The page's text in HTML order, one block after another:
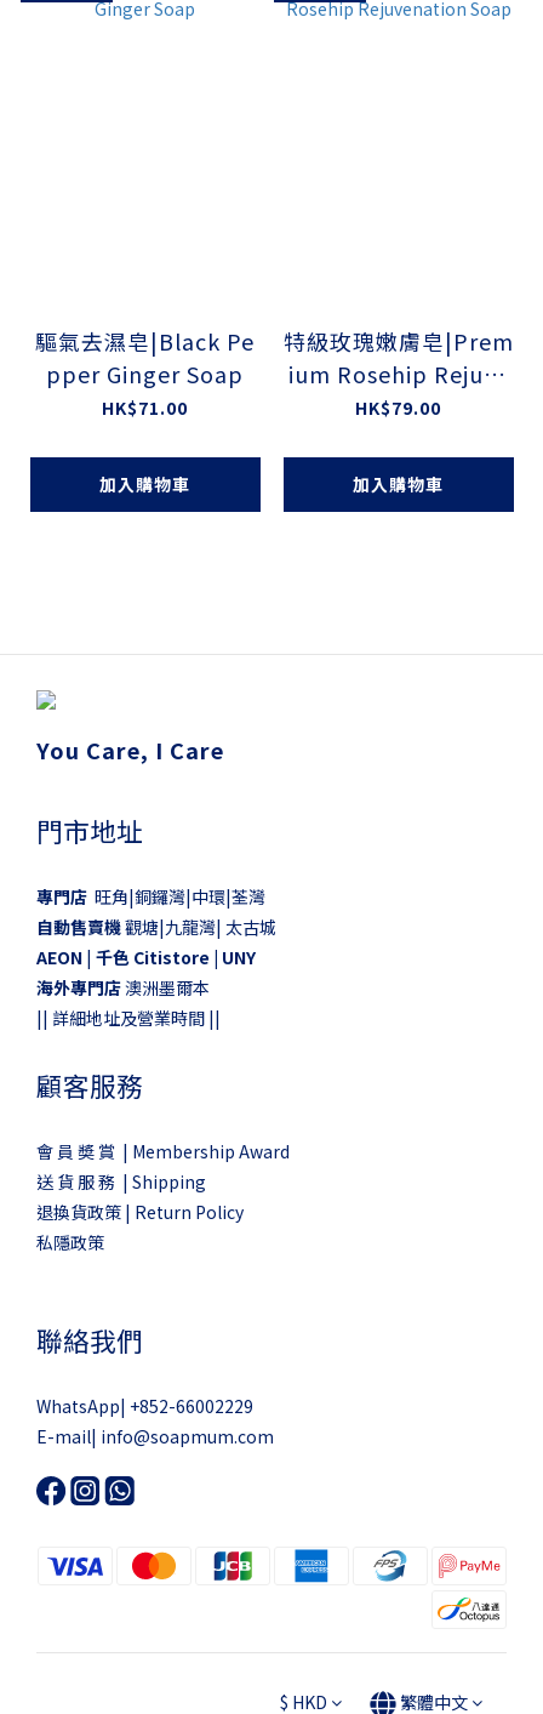
驅氣去濕皂|Black Pe
pper Ginger Soap
HK$71.00
加入購物車
特級玫瑰嫩膚皂|Prem
ium Rosehip Rejuve
nation Soap
HK$79.00
加入購物車
You Care, I Care
門市地址
專門店 旺角|銅鑼灣|中環|荃灣
自動售賣機觀塘|九龍灣| 太古城
AEON | 千色 Citistore | UNY
海外專門店澳洲墨爾本
|| 詳細地址及營業時間 ||
顧客服務
會 員 奬 賞 | Membership Award
送 貨 服 務 | Shipping
退換貨政策 | Return Policy
私隱政策
聯絡我們
WhatsApp| +852-66002229
E-mail| info@soapmum.com
$ HKD 繁體中文